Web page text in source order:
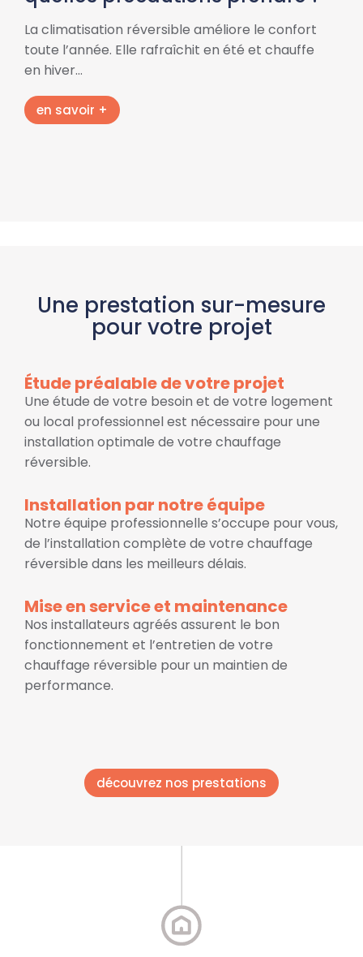
La climatisation réversible améliore le confort
toute l’année. Elle rafraîchit en été et chauffe
en hiver…
en savoir +
Une prestation sur-mesure
pour votre projet
Étude préalable de votre projet
Une étude de votre besoin et de votre logement
ou local professionnel est nécessaire pour une
installation optimale de votre chauffage
réversible.
Installation par notre équipe
Notre équipe professionnelle s’occupe pour vous,
de l’installation complète de votre chauffage
réversible dans les meilleurs délais.
Mise en service et maintenance
Nos installateurs agréés assurent le bon
fonctionnement et l’entretien de votre
chauffage réversible pour un maintien de
performance.
découvrez nos prestations